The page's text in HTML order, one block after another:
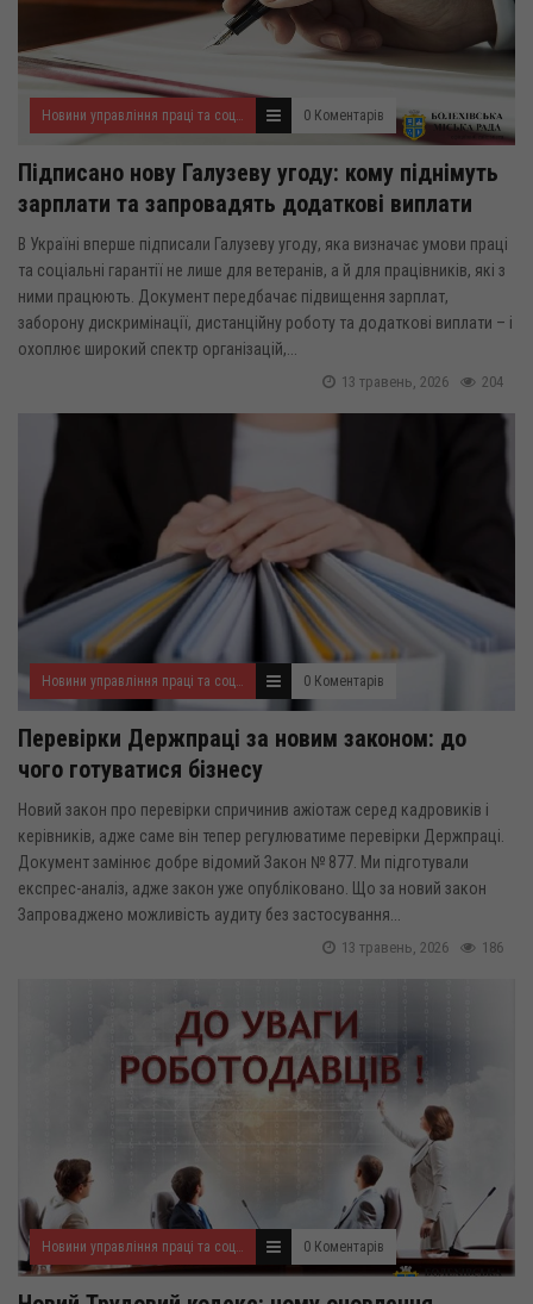
0 Коментарів
Підписано нову Галузеву угоду: кому піднімуть
зарплати та запровадять додаткові виплати
В Україні вперше підписали Галузеву угоду, яка визначає умови праці
та соціальні гарантії не лише для ветеранів, а й для працівників, які з
ними працюють. Документ передбачає підвищення зарплат,
заборону дискримінації, дистанційну роботу та додаткові виплати – і
охоплює широкий спектр організацій,...
204
13 травень, 2026
0 Коментарів
Перевірки Держпраці за новим законом: до
чого готуватися бізнесу
Новий закон про перевірки спричинив ажіотаж серед кадровиків і
керівників, адже саме він тепер регулюватиме перевірки Держпраці.
Документ замінює добре відомий Закон № 877. Ми підготували
експрес-аналіз, адже закон уже опубліковано. Що за новий закон
Запроваджено можливість аудиту без застосування...
186
13 травень, 2026
0 Коментарів